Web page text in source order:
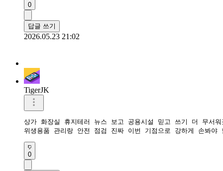
0
답글 쓰기
2026.05.23 21:02
TigerJK
상가 화장실 휴지테러 뉴스 보고 공용시설 믿고 쓰기 더 무서
위생용품 관리랑 안전 점검 진짜 이번 기점으로 강하게 손봐
0